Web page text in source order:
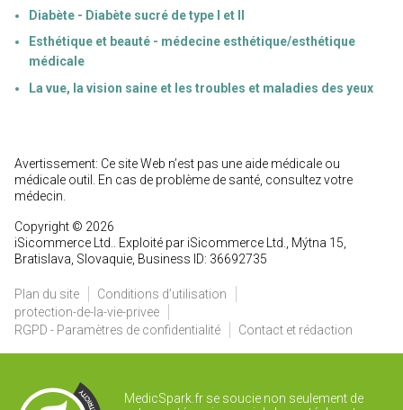
Diabète - Diabète sucré de type I et II
Esthétique et beauté - médecine esthétique/esthétique
médicale
La vue, la vision saine et les troubles et maladies des yeux
Avertissement: Ce site Web n’est pas une aide médicale ou
médicale outil. En cas de problème de santé, consultez votre
médecin.
Copyright © 2026
iSicommerce Ltd.. Exploité par iSicommerce Ltd., Mýtna 15,
Bratislava, Slovaquie, Business ID: 36692735
Plan du site
Conditions d’utilisation
protection-de-la-vie-privee
RGPD - Paramètres de confidentialité
Contact et rédaction
MedicSpark.fr se soucie non seulement de